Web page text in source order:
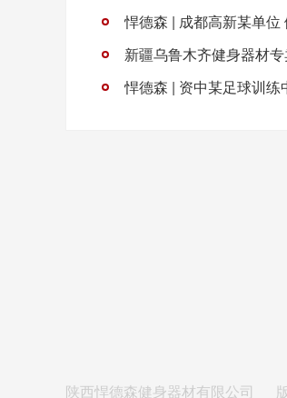
悍德森 | 成都高新某单位
新疆乌鲁木齐健身器材
悍德森 | 资中某足球训练
陕西悍德森健身器材有限公司